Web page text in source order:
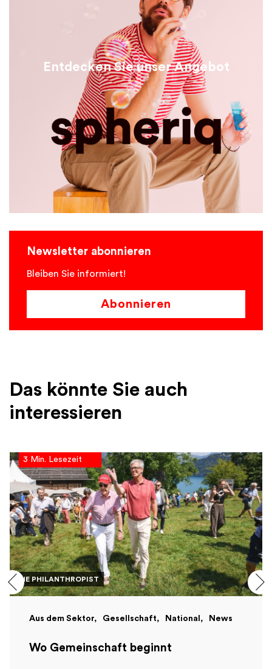
Entdecken Sie unser Angebot
Newsletter abonnieren
Bleiben Sie informiert!
Abonnieren
Das könnte Sie auch
interessieren
THE PHILANTHROPIST
3 Min. Lesezeit
Aus dem Sektor Gesellschaft National News
Wo Gemeinschaft beginnt